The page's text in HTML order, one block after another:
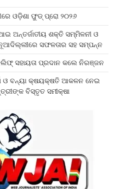
ଓଡ଼ିଶା ଫୁଡ୍ ପ୍ରୋ ୨୦୨୬
ଅନ୍ତର୍ଜାତୀୟ ଶକ୍ତି ସମ୍ମିଳନୀ ଓ
ସଫଳତାର ସହ ସମ୍ପନ୍ନ
ସହାୟତା ପ୍ରଦାନ କଲେ ନିରଞ୍ଜନ
ଓ ବନ୍ୟା କ୍ଷୟକ୍ଷତି ଆକଳନ ନେଇ
ବିସ୍ତୃତ ସମୀକ୍ଷା